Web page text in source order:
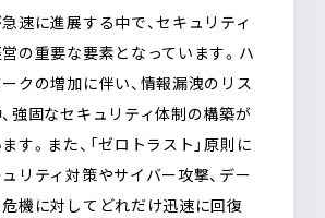
速に進展する中で、セキュリティ
の重要な要素となっています。ハ
クの増加に伴い、情報漏洩のリス
強固なセキュリティ体制の構築が
す。また、「ゼロトラスト」原則に
リティ対策やサイバー攻撃、デー
機に対してどれだけ迅速に回復